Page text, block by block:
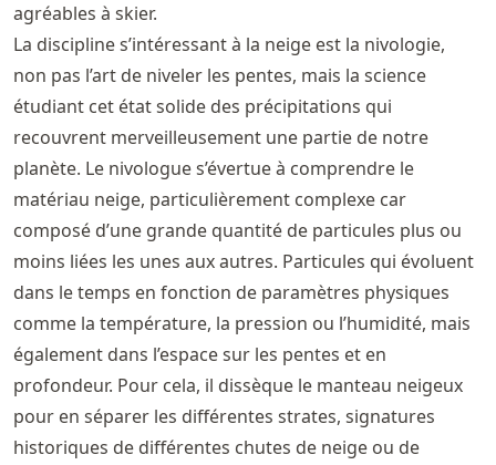
agréables à skier.
La discipline s’intéressant à la neige est la nivologie,
non pas l’art de niveler les pentes, mais la science
étudiant cet état solide des précipitations qui
recouvrent merveilleusement une partie de notre
planète. Le nivologue s’évertue à comprendre le
matériau neige, particulièrement complexe car
composé d’une grande quantité de particules plus ou
moins liées les unes aux autres. Particules qui évoluent
dans le temps en fonction de paramètres physiques
comme la température, la pression ou l’humidité, mais
également dans l’espace sur les pentes et en
profondeur. Pour cela, il dissèque le manteau neigeux
pour en séparer les différentes strates, signatures
historiques de différentes chutes de neige ou de